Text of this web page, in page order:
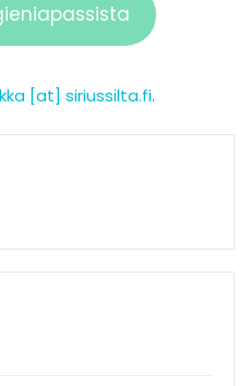
[at] siriussilta.fi.